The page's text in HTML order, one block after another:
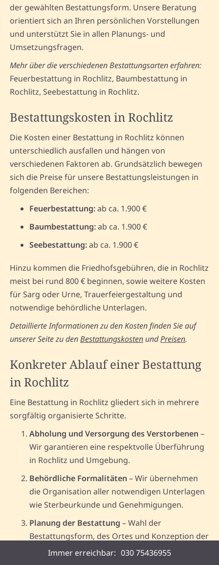
der gewählten Bestattungsform. Unsere Beratung
orientiert sich an Ihren persönlichen Vorstellungen
und unterstützt Sie in allen Planungs- und
Umsetzungsfragen.
Mehr über die verschiedenen Bestattungsarten erfahren:
Feuerbestattung in Rochlitz, Baumbestattung in
Rochlitz, Seebestattung in Rochlitz.
Bestattungskosten in Rochlitz
Die Kosten einer Bestattung in Rochlitz können
unterschiedlich ausfallen und hängen von
verschiedenen Faktoren ab. Grundsätzlich bewegen
sich die Preise für unsere Bestattungsleistungen in
folgenden Bereichen:
Feuerbestattung:ab ca. 1.900 €
Baumbestattung:ab ca. 1.900 €
Seebestattung:ab ca. 1.900 €
Hinzu kommen die Friedhofsgebühren, die in Rochlitz
meist bei rund 800 € beginnen, sowie weitere Kosten
für Sarg oder Urne, Trauerfeiergestaltung und
notwendige behördliche Unterlagen.
Detaillierte Informationen zu den Kosten finden Sie auf
unserer Seite zu denBestattungskosten undPreisen.
Konkreter Ablauf einer Bestattung
in Rochlitz
Eine Bestattung in Rochlitz gliedert sich in mehrere
sorgfältig organisierte Schritte.
Abholung und Versorgung des Verstorbenen –
Wir garantieren eine respektvolle Überführung
in Rochlitz und Umgebung.
Behördliche Formalitäten – Wir übernehmen
die Organisation aller notwendigen Unterlagen
wie Sterbeurkunde und Genehmigungen.
Planung der Bestattung – Wahl der
Bestattungsform, des Ortes und Konzeption der
Trauerfeier in Rochlitz.
Immer erreichbar: 030 75436955